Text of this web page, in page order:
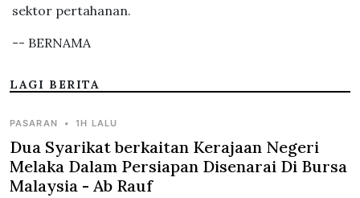
sektor pertahanan.
-- BERNAMA
LAGI BERITA
PASARAN • 1H LALU
Dua Syarikat berkaitan Kerajaan Negeri
Melaka Dalam Persiapan Disenarai Di Bursa
Malaysia - Ab Rauf